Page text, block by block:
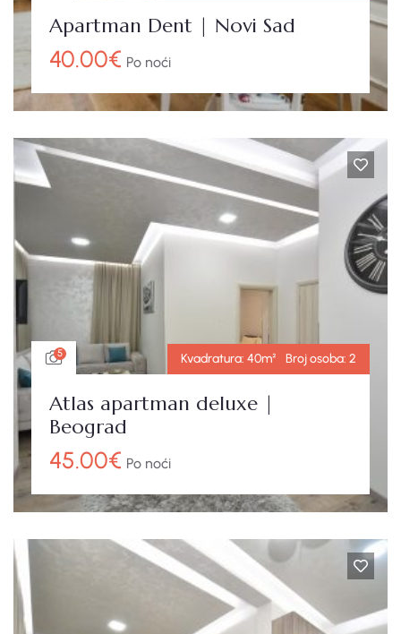
Apartman Dent | Novi Sad
40.00€ Po noći
5 Kvadratura: 40m² Broj osoba: 2
Atlas apartman deluxe |
Beograd
45.00€ Po noći